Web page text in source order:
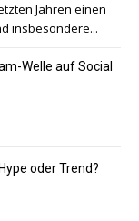
Jahren einen
insbesondere...
Welle auf Social
oder Trend?